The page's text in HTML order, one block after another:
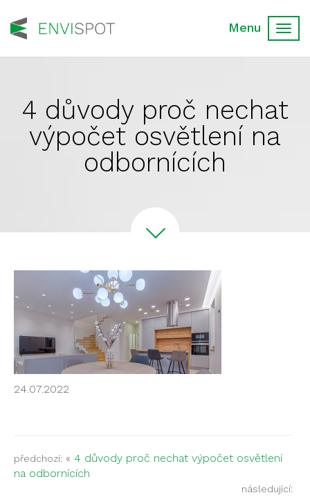
4 důvody proč nechat
výpočet osvětlení na
odbornících
24.07.2022
předchozí: « 4 důvody proč nechat výpočet osvětlení
na odbornících
následující: